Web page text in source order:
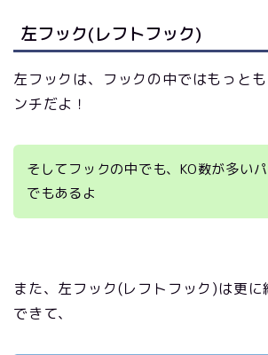
左フック(レフトフック)
左フックは、フックの中ではもっと
ンチだよ！
そしてフックの中でも、KO数が多い
でもあるよ
また、左フック(レフトフック)は更
できて、